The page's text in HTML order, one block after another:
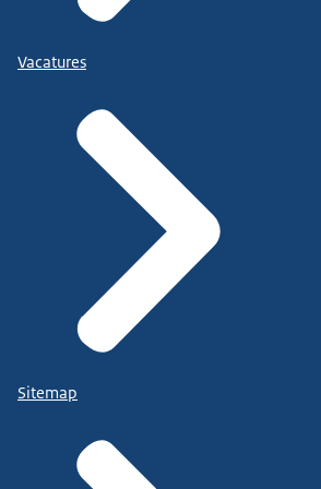
Vacatures
Sitemap